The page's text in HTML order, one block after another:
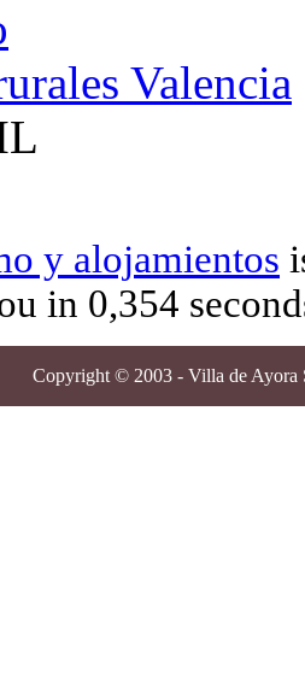
Valencia
y alojamientos
in 0,354
Copyright © 2003 - Villa de Ayora